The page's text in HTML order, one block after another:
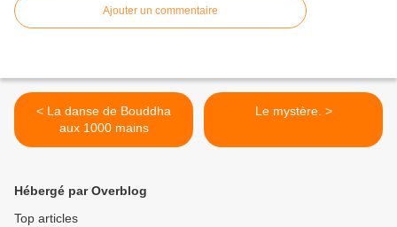
Ajouter un commentaire
< La danse de Bouddha
aux 1000 mains
Le mystère. >
Hébergé par Overblog
Top articles